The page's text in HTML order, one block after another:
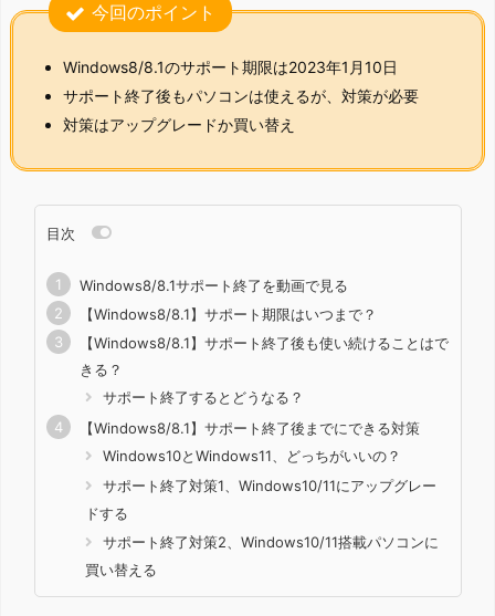
今回のポイント
Windows8/8.1のサポート期限は2023年1月10日
サポート終了後もパソコンは使えるが、対策が必要
対策はアップグレードか買い替え
目次
Windows8/8.1サポート終了を動画で見る
【Windows8/8.1】サポート期限はいつまで？
【Windows8/8.1】サポート終了後も使い続けることはで
きる？
サポート終了するとどうなる？
【Windows8/8.1】サポート終了後までにできる対策
Windows10とWindows11、どっちがいいの？
サポート終了対策1、Windows10/11にアップグレー
ドする
サポート終了対策2、Windows10/11搭載パソコンに
買い替える